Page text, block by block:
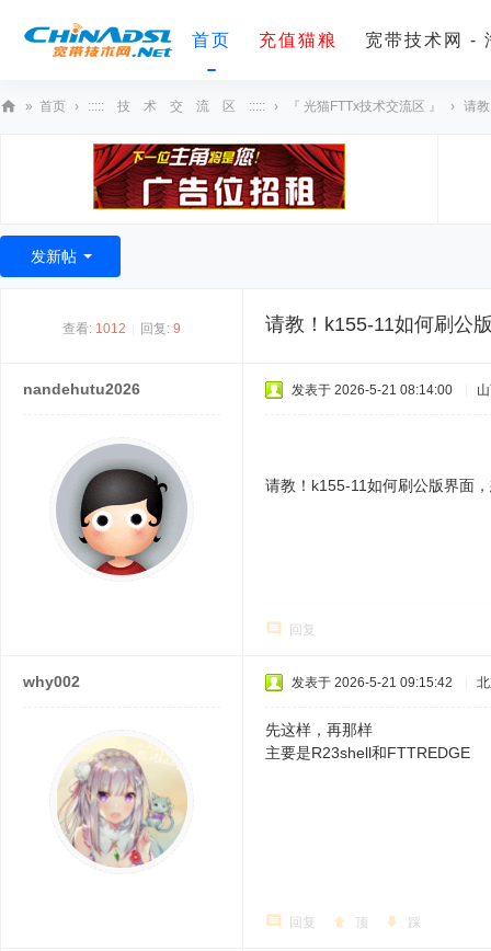
首页 充值猫粮 宽带技术网 -
术
» 首页 › ::::: 技 术 交 流 区 ::::: › 『 光猫FTTx技术交流区 』 › 请
发新帖
查看: 1012 回复: 9 请教！k155-11如何刷公
nandehutu2026 发表于 2026-5-21 08:14:00
请教！k155-11如何刷公版界面
回复
why002 发表于 2026-5-21 09:15:42
先这样，再那样
主要是R23shell和FTTREDGE
回复 顶 踩